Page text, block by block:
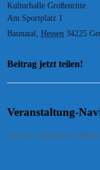
Kulturhalle Großenritte
Am Sportplatz 1
Baunatal
Hessen 34225
Beitrag jetzt teilen!
Veranstaltung-
Privates Ständchen des